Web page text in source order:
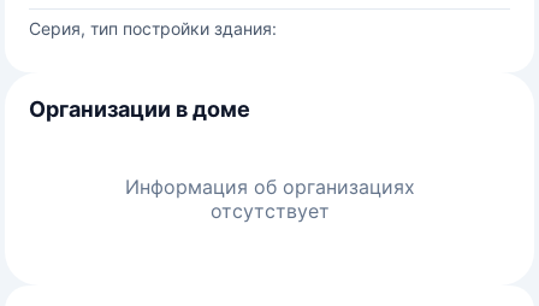
Серия, тип постройки здания:
Организации в доме
Информация об организациях
отсутствует